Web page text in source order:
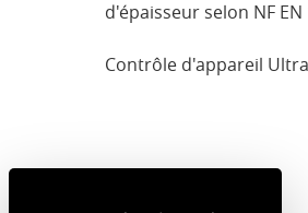
d'épaisseur selon NF EN
Contrôle d'appareil